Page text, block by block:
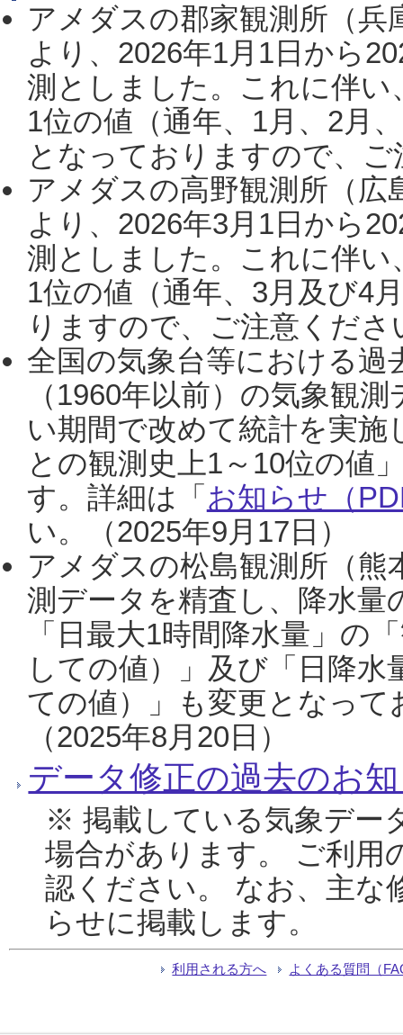
アメダスの郡家観測所（
より、2026年1月1日から
測としました。これに伴い
1位の値（通年、1月、2月
となっておりますので、
アメダスの高野観測所（
より、2026年3月1日から
測としました。これに伴い
1位の値（通年、3月及び4
りますので、ご注意くだ
全国の気象台等における過
（1960年以前）の気象観
い期間で改めて統計を実
との観測史上1～10位の値
す。詳細は「 お知らせ（
い。（2025年9月17日）
アメダスの松島観測所（熊
測データを精査し、降水
「日最大1時間降水量」の
しての値）」及び「日降
ての値）」も変更となっ
（2025年8月20日）
データ修正の過去のお
※ 掲載している気象デー
場合があります。 ご利用
認ください。 なお、主な
らせに掲載します。
利用される方へ よくある質問（